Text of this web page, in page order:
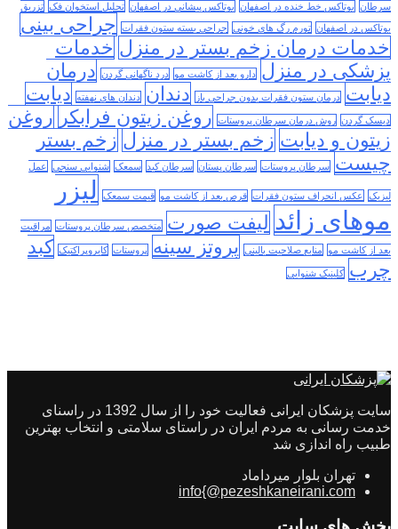
سرطان بوتاکس خط خنده در اصفهان بوتاکس پیشانی در اصفهان تحلیل استخوان فک تزریق
بوتاکس در اصفهان تورم رگ های خونی جراحی بسته ستون فقرات
جراحی بینی
خدمات درمان زخم بستر در منزل خدمات
پزشکی در منزل دارو بعد از کاشت مو درد ناگهانی گردن درمان
دیابت درمان ستون فقرات بدون جراحی باز دندان دندان های نهفته دیابت
دیسک گردن روش درمان سرطان پروستات روغن زیتون فرابکر روغن
زیتون و دیابت زخم بستر در منزل زخم بستر
چیست سرطان پروستات سرطان پستان سرطان کبد سمعک شنوایی سنجی عمل
لیزیک عکس انحراف ستون فقرات قرص بعد از کاشت مو قیمت سمعک
لیزر
موهای زائد لیفت صورت متخصص سرطان پروستات مراقبت
بعد از کاشت مو منابع صلاحیت بالینی پروتز سینه پروستات کایروپراکتیک کبد
چرب کلینیک شنوایی
سایت پزشکان ایرانی فعالیت خود را از سال 1392 در راسنای
خدمت رسانی به مردم ایران در راستای سلامتی و انتخاب بهترین
طبیب راه اندازی شد
تهران بلوار میرداماد
info{@pezeshkaneirani.com